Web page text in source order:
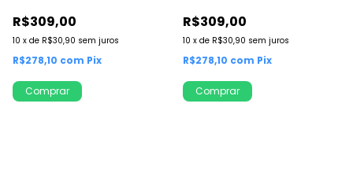
R$309,00
10 x de R$30,90 sem juros
R$278,10 com Pix
Comprar
R$309,00
10 x de R$30,90 sem juros
R$278,10 com Pix
Comprar